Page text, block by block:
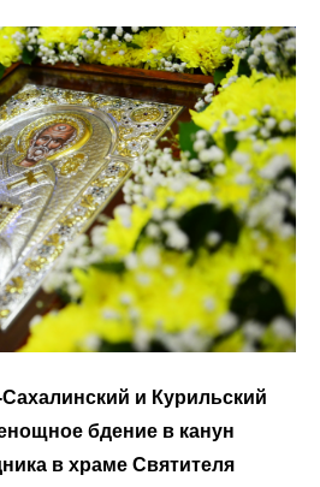
и Курильский
бдение в канун
в храме Святителя